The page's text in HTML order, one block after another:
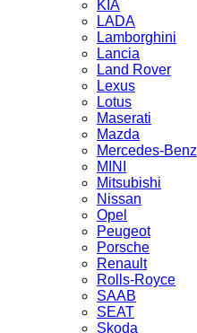
KIA
LADA
Lamborghini
Lancia
Land Rover
Lexus
Lotus
Maserati
Mazda
Mercedes-Benz
MINI
Mitsubishi
Nissan
Opel
Peugeot
Porsche
Renault
Rolls-Royce
SAAB
SEAT
Skoda